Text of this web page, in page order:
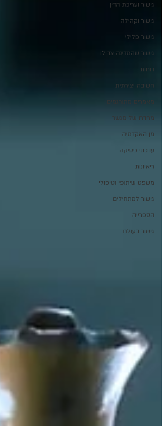
גישור ועריכת הדין
גישור וקהילה
גישור פלילי
גישור שהמדינה צד לו
דוחות
חשיבה יצירתית
מאמרים מתורגמים
מחדרו של מגשר
מן האקדמיה
עדכוני פסיקה
ריאיונות
משפט שיתופי וטיפולי
גישור למתחילים
הספרייה
גישור בעולם